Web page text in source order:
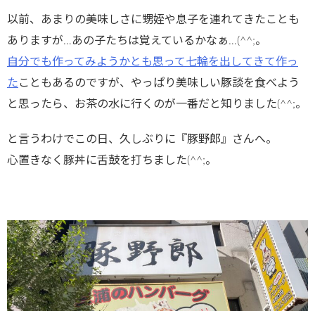
以前、あまりの美味しさに甥姪や息子を連れてきたことも
ありますが…あの子たちは覚えているかなぁ…(^^;。
自分でも作ってみようかとも思って七輪を出してきて作っ
た こともあるのですが、やっぱり美味しい豚談を食べよう
と思ったら、お茶の水に行くのが一番だと知りました(^^;。
と言うわけでこの日、久しぶりに『豚野郎』さんへ。
心置きなく豚丼に舌鼓を打ちました(^^;。